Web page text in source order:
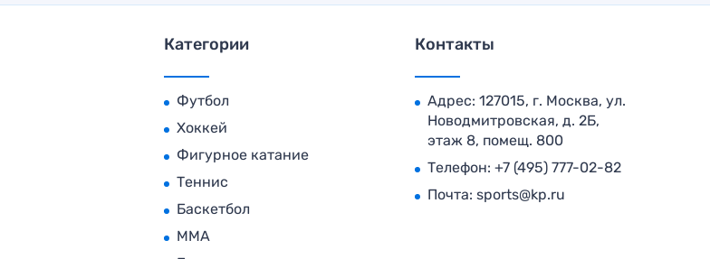
Категории
Футбол
Хоккей
Фигурное катание
Теннис
Баскетбол
MMA
Контакты
Адрес: 127015, г. Москва, ул.
Новодмитровская, д. 2Б,
этаж 8, помещ. 800
Телефон: +7 (495) 777-02-82
Почта: sports@kp.ru